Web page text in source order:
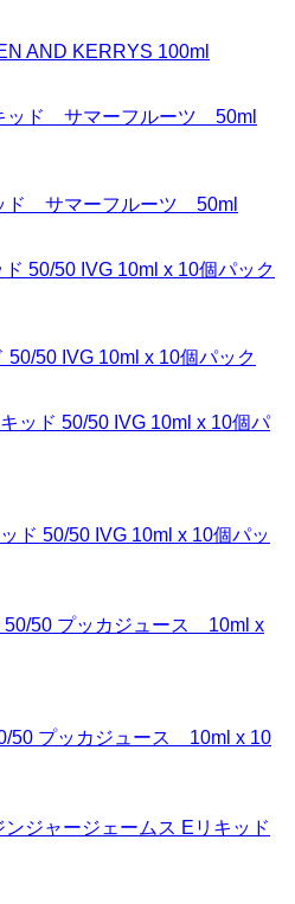
AND KERRYS 100ml
ド サマーフルーツ 50ml
50 IVG 10ml x 10個パック
ド 50/50 IVG 10ml x 10個パッ
50 プッカジュース 10ml x 10